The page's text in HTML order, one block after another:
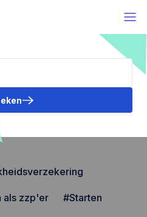
als zzp'er #Starten